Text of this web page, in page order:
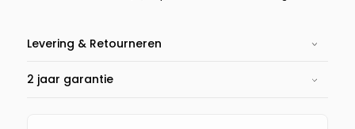
Levering & Retourneren
2 jaar garantie